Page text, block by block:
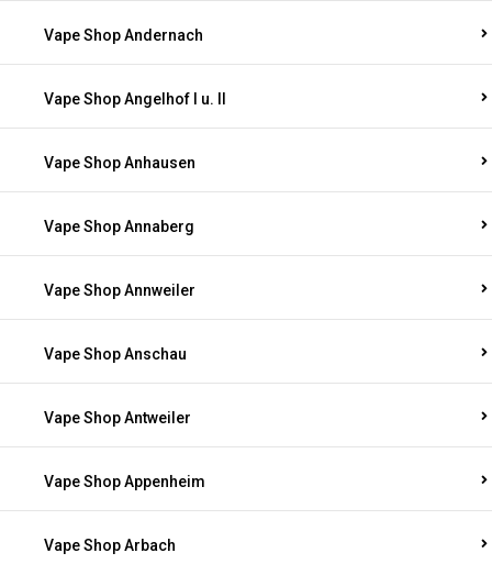
Vape Shop Andernach
Vape Shop Angelhof I u. II
Vape Shop Anhausen
Vape Shop Annaberg
Vape Shop Annweiler
Vape Shop Anschau
Vape Shop Antweiler
Vape Shop Appenheim
Vape Shop Arbach